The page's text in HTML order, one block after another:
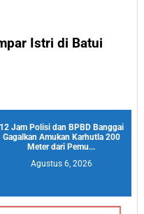
Istri di Batui
12 Jam Polisi dan BPBD Banggai
Gagalkan Amukan Karhutla 200
Meter dari Pemu...
Agustus 6, 2026